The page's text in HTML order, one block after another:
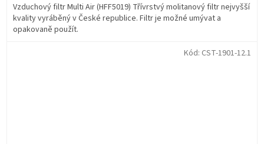
Vzduchový filtr Multi Air (HFF5019) Třívrstvý molitanový filtr nejvyšší
kvality vyráběný v České republice. Filtr je možné umývat a
opakovaně použít.
Kód: CST-1901-12.1